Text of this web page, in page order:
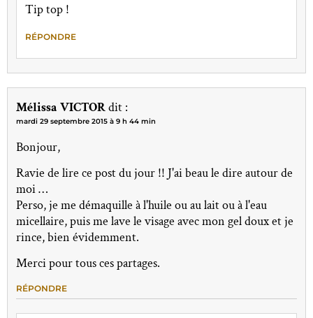
Tip top !
RÉPONDRE
Mélissa VICTORdit :
mardi 29 septembre 2015 à 9 h 44 min
Bonjour,
Ravie de lire ce post du jour !! J'ai beau le dire autour de
moi …
Perso, je me démaquille à l'huile ou au lait ou à l'eau
micellaire, puis me lave le visage avec mon gel doux et je
rince, bien évidemment.
Merci pour tous ces partages.
RÉPONDRE